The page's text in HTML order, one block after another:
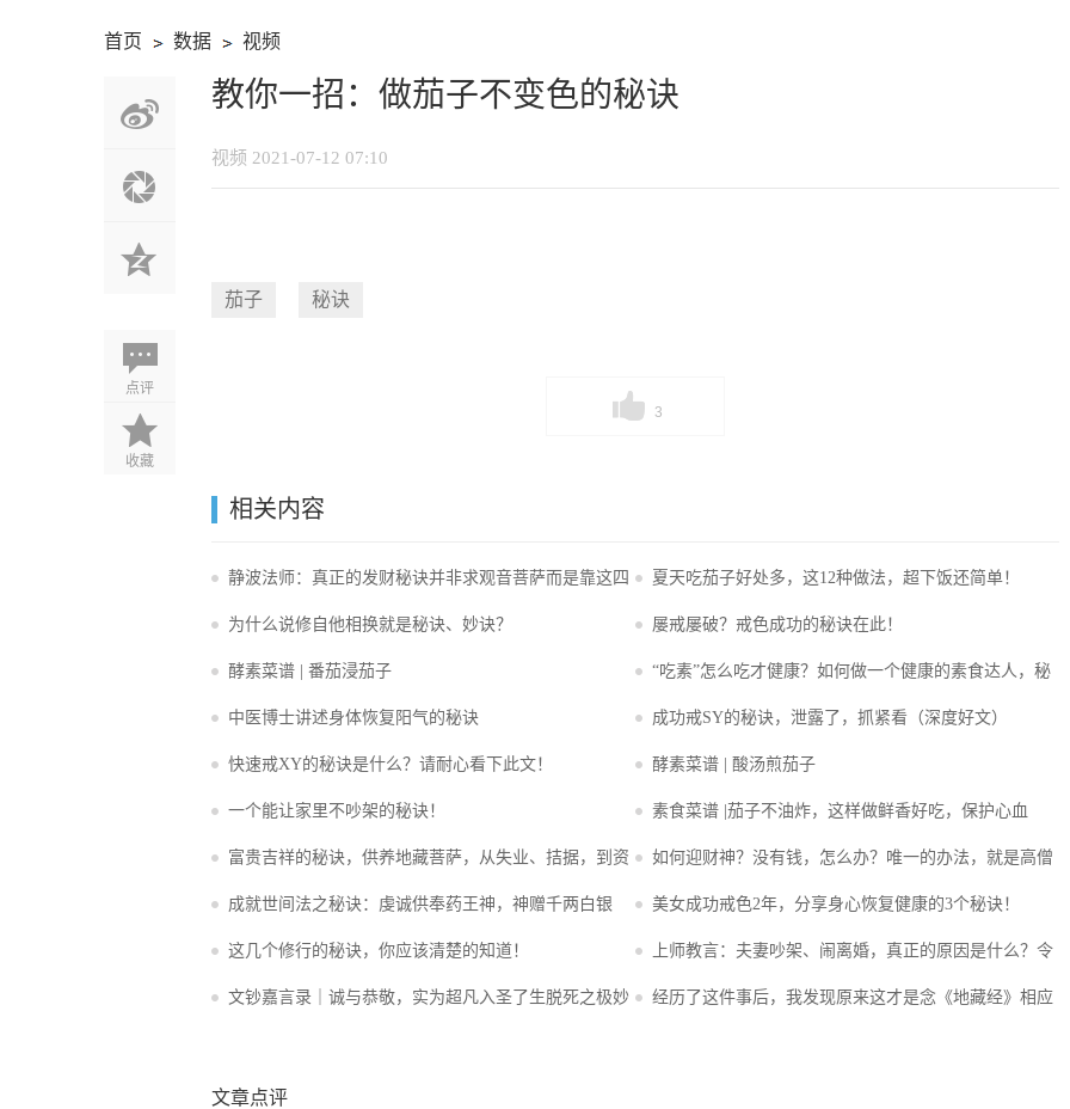
首页 数据 视频
›
点评
收藏
教你一招：做茄子不变色的秘诀
视频 2021-07-12 07:10
茄子 秘诀
3
相关内容
静波法师：真正的发财秘诀并非求观音菩萨而是靠这四
个字
夏天吃茄子好处多，这12种做法，超下饭还简单！
为什么说修自他相换就是秘诀、妙诀？ 屡戒屡破？戒色成功的秘诀在此！
酵素菜谱 | 番茄浸茄子 “吃素”怎么吃才健康？如何做一个健康的素食达人，秘
诀教给你！
中医博士讲述身体恢复阳气的秘诀 成功戒SY的秘诀，泄露了，抓紧看（深度好文）
快速戒XY的秘诀是什么？请耐心看下此文！ 酵素菜谱 | 酸汤煎茄子
一个能让家里不吵架的秘诀！ 素食菜谱 |茄子不油炸，这样做鲜香好吃，保护心血
管，降低胆固醇！
富贵吉祥的秘诀，供养地藏菩萨，从失业、拮据，到资
财丰溢家庭安乐
如何迎财神？没有钱，怎么办？唯一的办法，就是高僧
大德留给我们的秘诀！
成就世间法之秘诀：虔诚供奉药王神，神赠千两白银 美女成功戒色2年，分享身心恢复健康的3个秘诀！
这几个修行的秘诀，你应该清楚的知道！ 上师教言：​夫妻吵架、闹离婚，真正的原因是什么？令
家庭和合的秘诀？
文钞嘉言录｜诚与恭敬，实为超凡入圣了生脱死之极妙 经历了这件事后，我发现原来这才是念《地藏经》相应
文章点评